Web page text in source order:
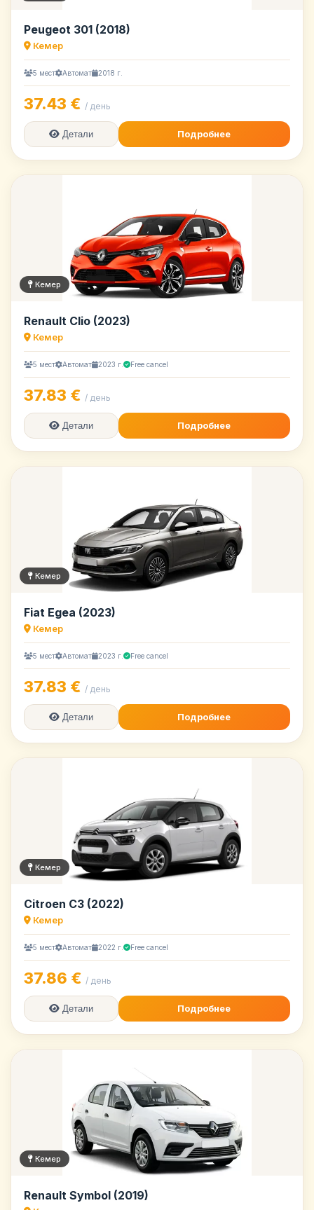
Peugeot 301 (2018)
Кемер
5 мест Автомат 2018 г.
37.43 € / день
Детали Подробнее
Кемер
Renault Clio (2023)
Кемер
5 мест Автомат 2023 г. Free cancel
37.83 € / день
Детали Подробнее
Кемер
Fiat Egea (2023)
Кемер
5 мест Автомат 2023 г. Free cancel
37.83 € / день
Детали Подробнее
Кемер
Citroen C3 (2022)
Кемер
5 мест Автомат 2022 г. Free cancel
37.86 € / день
Детали Подробнее
Кемер
Renault Symbol (2019)